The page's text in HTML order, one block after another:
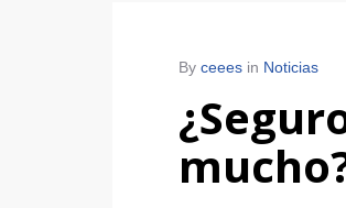
By ceees in Noticias